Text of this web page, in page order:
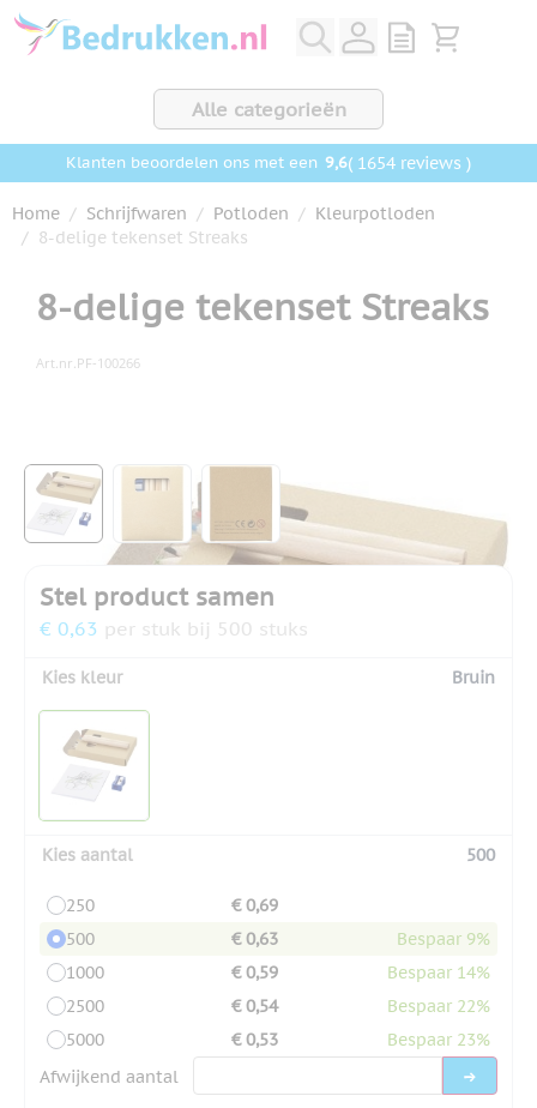
Ga naar de inhoud
View quote,
Bekijk
Alle categorieën
Klanten beoordelen ons met een 9,6( 1654 reviews )
Home / Schrijfwaren / Potloden / Kleurpotloden
/ 8-delige tekenset Streaks
8-delige tekenset Streaks
Art.nr. PF-100266
View larger imageView larger imageView larger image
Stel product samen
€ 0,63 per stuk bij 500 stuks
Kies kleur Bruin
Kies aantal 500
250
€ 0,69
500
€ 0,63
Bespaar 9%
1000
€ 0,59
Bespaar 14%
2500
€ 0,54
Bespaar 22%
5000
€ 0,53
Bespaar 23%
Afwijkend aantal